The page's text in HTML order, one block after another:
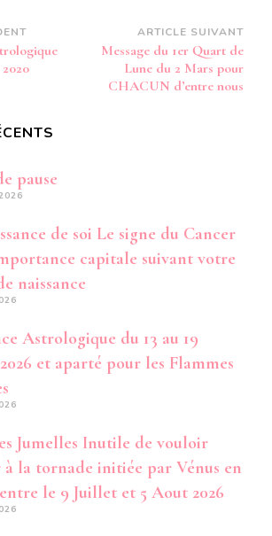
ARTICLE SUIVANT
Message du 1er Quart de
Lune du 2 Mars pour
CHACUN d’entre nous
pause
de soi Le signe du Cancer
capitale suivant votre
naissance
Astrologique du 13 au 19
et aparté pour les Flammes
Jumelles Inutile de vouloir
à la tornade initiée par Vénus en
le 9 Juillet et 5 Aout 2026